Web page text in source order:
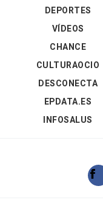
DEPORTES
VÍDEOS
CHANCE
CULTURAOCIO
DESCONECTA
EPDATA.ES
INFOSALUS